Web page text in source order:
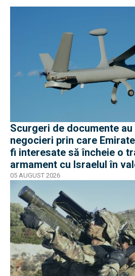
Scurgeri de documente
negocieri prin care
fi interesate să încheie o
armament cu Israelul în
miliarde de dolari
05 AUGUST 2026